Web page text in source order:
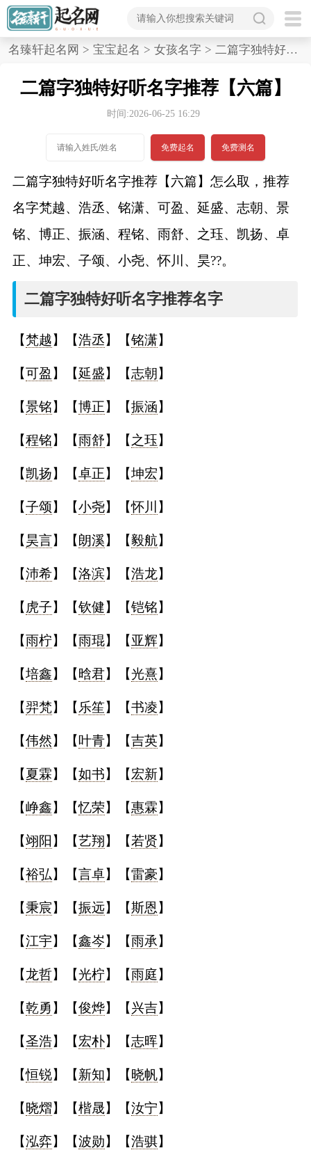
首
宝
名
名
男孩名字打分
女孩名字打分
生
肖
起
名
蛇年起名
龙年起名
兔年起名
取
名
字
典
取
名
打
分
起
名
起
名
名臻轩起名网 > 宝宝起名 > 女孩名字 > 二篇字独特好听名字推荐,六篇
二篇字独特好听名字推荐【六篇】
时间:2026-06-25 16:29
免费起名 免费测名
二篇字独特好听名字推荐【六篇】怎么取，推荐
名字梵越、浩丞、铭潇、可盈、延盛、志朝、景
铭、博正、振涵、程铭、雨舒、之珏、凯扬、卓
正、坤宏、子颂、小尧、怀川、昊??。
二篇字独特好听名字推荐名字
【梵越】【浩丞】【铭潇】
【可盈 】【延盛】【志朝 】
【景铭】【博正】【振涵】
【程铭】【雨舒】【 之珏】
【凯扬】【卓正】【坤宏】
【子颂】【小尧】【怀川 】
【昊言】【朗溪】【毅航】
【沛希】【洛滨】【浩龙】
【 虎子】【钦健】【铠铭】
【雨柠】【雨琨】【亚辉】
【培鑫】【 晗君】【光熹】
【羿梵】【 乐笙】【书凌】
【伟然】【 叶青】【吉英】
【夏霖】【如书】【宏新】
【峥鑫】【忆荣】【惠霖】
【翊阳 】【艺翔】【若贤】
【裕弘】【言卓】【雷豪】
【秉宸】【振远】【斯恩 】
【江宇】【鑫岑】【雨承】
【龙哲】【光柠】【雨庭】
【乾勇 】【俊烨】【兴吉】
【圣浩】【宏朴】【志晖】
【恒锐】【新知】【 晓帆】
【 晓熠】【楷晟】【汝宁】
【泓弈】【波勋】【浩骐】